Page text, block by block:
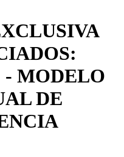
- MODELO
DE